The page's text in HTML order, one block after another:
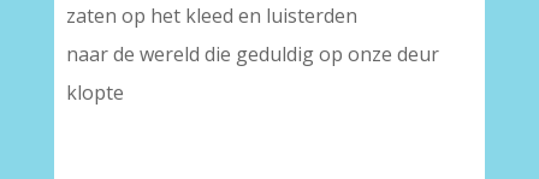
zaten op het kleed en luisterden
naar de wereld die geduldig op onze deur
klopte